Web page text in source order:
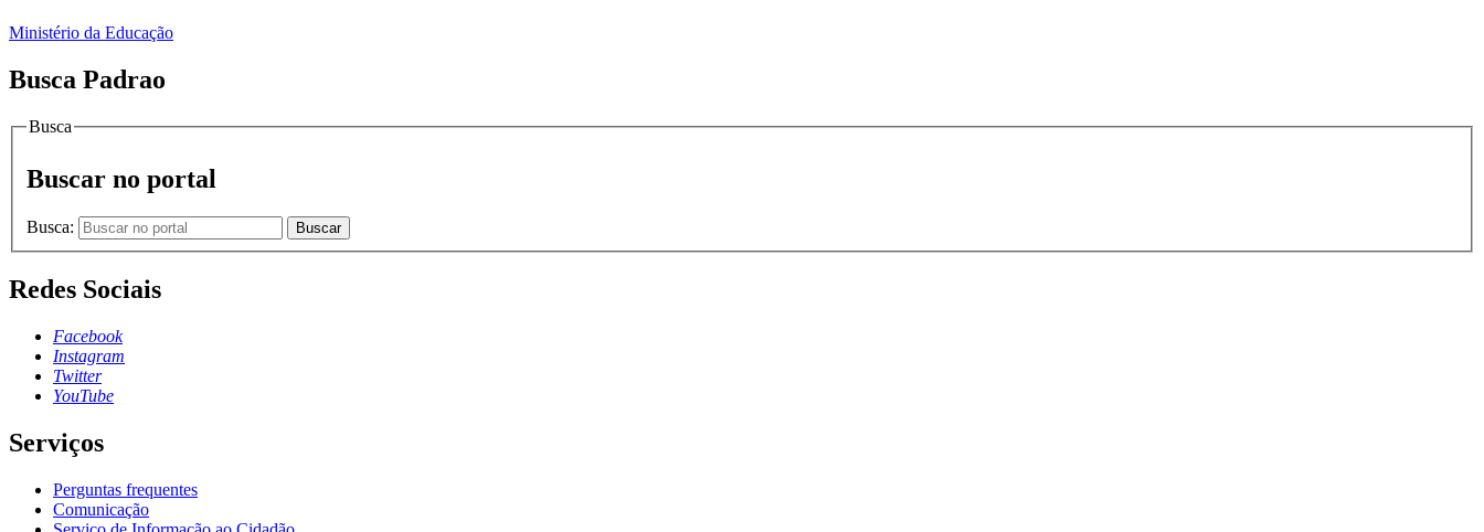
Ministério da Educação
Busca Padrao
Busca
Buscar no portal
Busca: Buscar
Redes Sociais
Facebook
Instagram
Twitter
YouTube
Serviços
Perguntas frequentes
Comunicação